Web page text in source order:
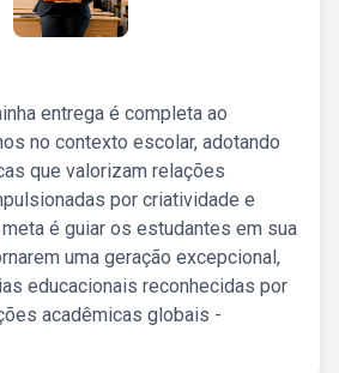
entrega é completa ao
no contexto escolar, adotando
que valorizam relações
por criatividade e
é guiar os estudantes em sua
uma geração excepcional,
educacionais reconhecidas por
acadêmicas globais -